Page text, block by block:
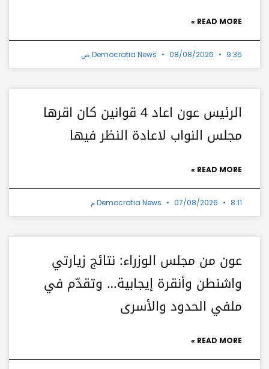
READ MORE »
Democratia News 08/08/2026 9:35 ص
الرئيس عون اعاد 4 قوانين كان اقرها
مجلس النواب لاعادة النظر فيها
READ MORE »
Democratia News 07/08/2026 8:11 م
عون من مجلس الوزراء: نتائج زيارتي
واشنطن وأنقرة إيجابية… وتقدّم في
ملفي الحدود والأسرى
READ MORE »